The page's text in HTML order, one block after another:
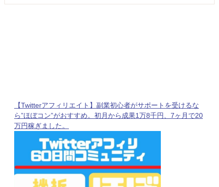
【Twitterアフィリエイト】副業初心者がサポートを受けるな
ら”ほぼコン”がおすすめ。初月から成果1万8千円、7ヶ月で20
万円稼ぎました。